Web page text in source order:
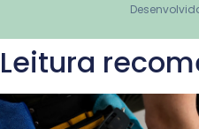
Leitura